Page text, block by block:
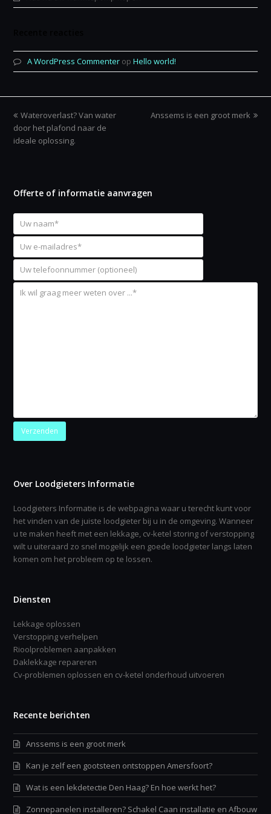
A WordPress Commenter opHello world!
previous
post:
Wateroverlast? Van water
door het plafond naar de
ideale oplossing.
next
Anssems is een groot merk
Offerte of informatie aanvragen
Over Loodgieters Informatie
Loodgieters Informatie is de webpagina waar u terecht kunt voor
het vinden van de juiste loodgieter bij u in de omgeving. Wanneer
u te maken heeft met een lekkage, cv-ketel storing of verstopping
wilt u uiteraard zo snel mogelijk een goede loodgieter langs laten
komen om het probleem op te lossen.
Diensten
Lekkage oplossen
Verstopping verhelpen
Rioolproblemen aanpakken
Daklekkage repareren
Cv-problemen oplossen en cv-ketel onderhoud uitvoeren
Recente berichten
Anssems is een groot merk
Kan je zelf een gootsteen ontstoppen Amersfoort?
Wat is een lekdetectie Den Haag? En hoe werkt het?
Zonnepanelen installeren? Schakel Caan installatie en Afbouw